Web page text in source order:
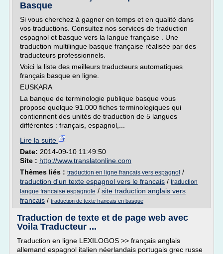
Basque
Si vous cherchez à gagner en temps et en qualité dans
vos traductions. Consultez nos services de traduction
espagnol et basque vers la langue française . Une
traduction multilingue basque française réalisée par des
traducteurs professionnels.
Voici la liste des meilleurs traducteurs automatiques
français basque en ligne.
EUSKARA
La banque de terminologie publique basque vous
propose quelque 91.000 fiches terminologiques qui
contiennent des unités de traduction de 5 langues
différentes : français, espagnol,...
Lire la suite
Date: 2014-09-10 11:49:50
Site : http://www.translatonline.com
Thèmes liés : traduction en ligne francais vers espagnol /
traduction d'un texte espagnol vers le francais / traduction
langue francaise espagnole / site traduction anglais vers
francais / traduction de texte francais en basque
Traduction de texte et de page web avec
Voila Traducteur ...
Traduction en ligne LEXILOGOS >> français anglais
allemand espagnol italien néerlandais portugais grec russe